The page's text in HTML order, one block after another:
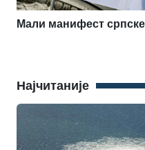
Мали манифест
Најчитаније